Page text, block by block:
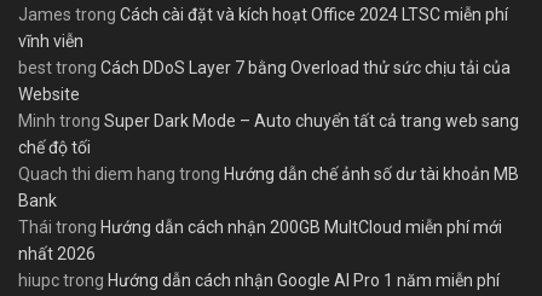
James trong Cách cài đặt và kích hoạt Office 2024 LTSC miễn phí
vĩnh viễn
besttrong Cách DDoS Layer 7 bằng Overload thử sức chịu tải của
Website
Minh trong Super Dark Mode – Auto chuyển tất cả trang web sang
chế độ tối
Quach thi diem hang trong Hướng dẫn chế ảnh số dư tài khoản MB
Bank
Thái trong Hướng dẫn cách nhận 200GB MultCloud miễn phí mới
nhất 2026
hiupctrong Hướng dẫn cách nhận Google AI Pro 1 năm miễn phí